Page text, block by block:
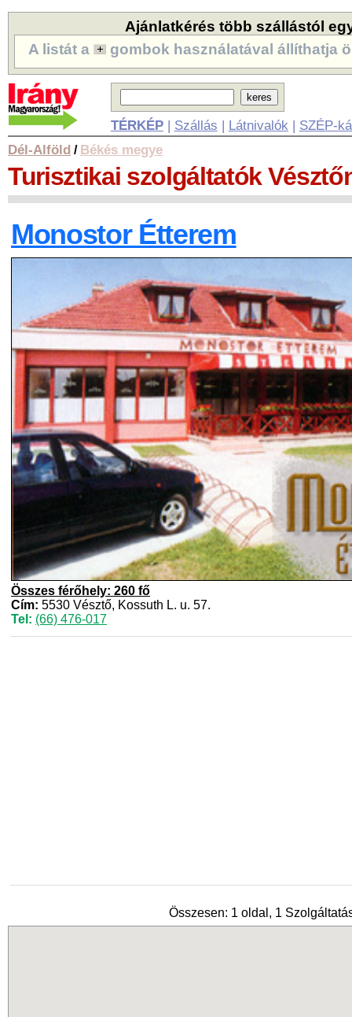
Ajánlatkérés több szállástól
A listát a
gombok használatával állíthatja
TÉRKÉP| Szállás | Látnivalók | SZÉP-
Dél-Alföld / Békés megye
Turisztikai szolgáltatók
Monostor Étterem
Összes férőhely: 260 fő
Cím: 5530 Vésztő, Kossuth L. u. 57.
Tel: (66) 476-017
Összesen: 1 oldal, 1